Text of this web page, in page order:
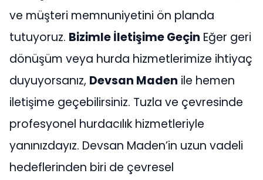
ve müşteri memnuniyetini ön planda
tutuyoruz. Bizimle İletişime Geçin Eğer geri
dönüşüm veya hurda hizmetlerimize ihtiyaç
duyuyorsanız, Devsan Maden ile hemen
iletişime geçebilirsiniz. Tuzla ve çevresinde
profesyonel hurdacılık hizmetleriyle
yanınızdayız. Devsan Maden’in uzun vadeli
hedeflerinden biri de çevresel